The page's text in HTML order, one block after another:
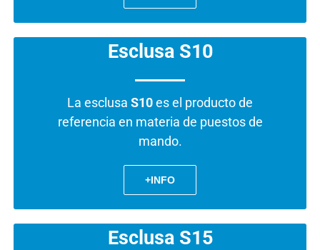
Esclusa S10
La esclusa S10es el producto de
referencia en materia de puestos de
mando.
+INFO
Esclusa S15